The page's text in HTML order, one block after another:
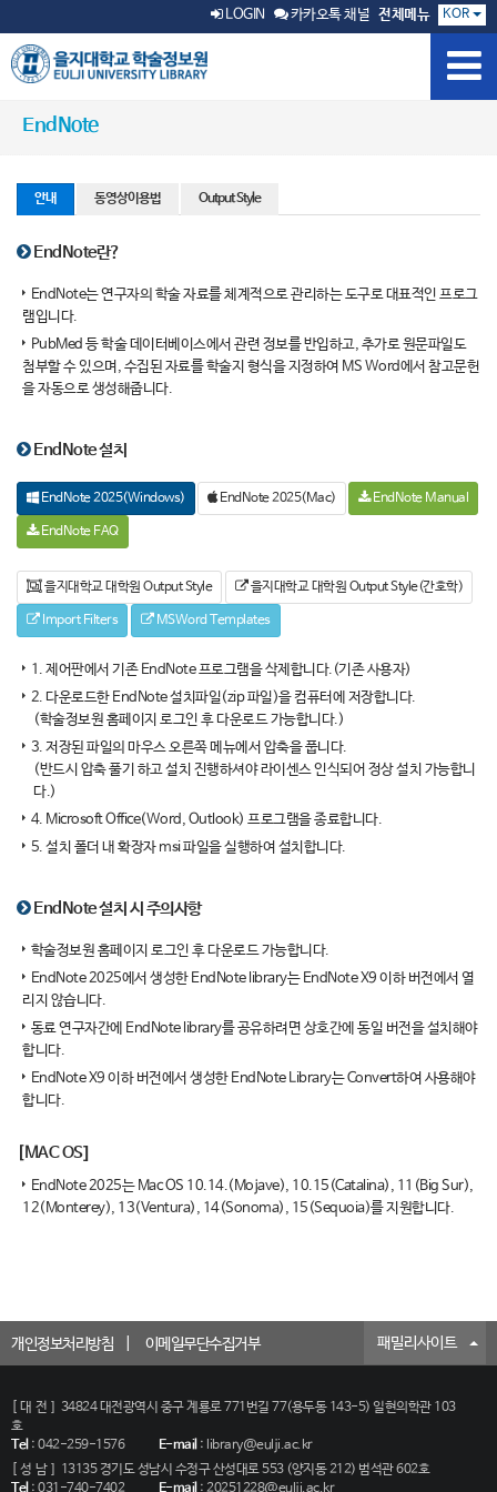
LOGIN 카카오톡 채널 전체메뉴 KOR
EndNote
안내 동영상이용법 Output Style
EndNote란?
EndNote는 연구자의 학술 자료를 체계적으로 관리하는 도구로 대표적인 프로그
램입니다.
PubMed 등 학술 데이터베이스에서 관련 정보를 반입하고, 추가로 원문파일도
첨부할 수 있으며, 수집된 자료를 학술지 형식을 지정하여 MS Word에서 참고문헌
을 자동으로 생성해줍니다.
EndNote 설치
EndNote 2025(Windows) EndNote 2025(Mac) EndNote Manual
EndNote FAQ
을지대학교 대학원 Output Style 을지대학교 대학원 Output Style(간호학)
Import Filters MSWord Templates
1. 제어판에서 기존 EndNote 프로그램을 삭제합니다.(기존 사용자)
2. 다운로드한 EndNote 설치파일(zip 파일)을 컴퓨터에 저장합니다.
(학술정보원 홈페이지 로그인 후 다운로드 가능합니다.)
3. 저장된 파일의 마우스 오른쪽 메뉴에서 압축을 풉니다.
(반드시 압축 풀기 하고 설치 진행하셔야 라이센스 인식되어 정상 설치 가능합니
다.)
4. Microsoft Office(Word, Outlook) 프로그램을 종료합니다.
5. 설치 폴더 내 확장자 msi 파일을 실행하여 설치합니다.
EndNote 설치 시 주의사항
학술정보원 홈페이지 로그인 후 다운로드 가능합니다.
EndNote 2025에서 생성한 EndNote library는 EndNote X9 이하 버전에서 열
리지 않습니다.
동료 연구자간에 EndNote library를 공유하려면 상호간에 동일 버전을 설치해야
합니다.
EndNote X9 이하 버전에서 생성한 EndNote Library는 Convert하여 사용해야
합니다.
[MAC OS]
EndNote 2025는 Mac OS 10.14.(Mojave), 10.15(Catalina), 11(Big Sur),
12(Monterey), 13(Ventura), 14(Sonoma), 15(Sequoia)를 지원합니다.
개인정보처리방침 이메일무단수집거부 패밀리사이트
[대전]
34824 대전광역시 중구 계룡로 771번길 77(용두동 143-5) 일현의학관 103
호
Tel: 042-259-1576 E-mail: library@eulji.ac.kr
[성남]
13135 경기도 성남시 수정구 산성대로 553 (양지동 212) 범석관 602호
Tel : 031-740-7402 E-mail : 20251228@eulji.ac.kr